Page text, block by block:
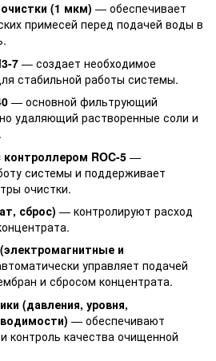
(1 мкм) — обеспечивает
примесей перед подачей воды в
7 — создает необходимое
стабильной работы системы.
— основной фильтрующий
удаляющий растворенные соли и
ROC-5 —
системы и поддерживает
очистки.
сброс) — контролируют расход
и
управляет подачей
и сбросом концентрата.
(давления, уровня,
— обеспечивают
контроль качества очищенной